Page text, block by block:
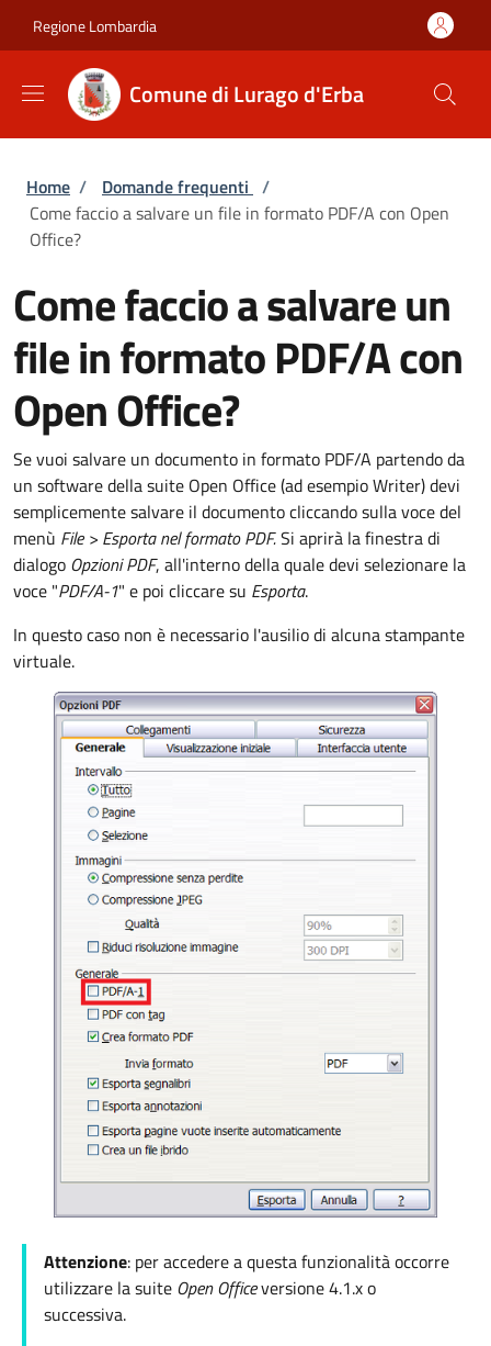
Regione Lombardia
Comune di Lurago d'Erba
Briciole di pane
Home / Domande frequenti /
Come faccio a salvare un file in formato PDF/A con Open
Office?
Come faccio a salvare un
file in formato PDF/A con
Open Office?
Se vuoi salvare un documento in formato PDF/A partendo da
un software della suite Open Office (ad esempio Writer) devi
semplicemente salvare il documento cliccando sulla voce del
menù File > Esporta nel formato PDF.Si aprirà la finestra di
dialogo Opzioni PDF, all'interno della quale devi selezionare la
voce "PDF/A-1" e poi cliccare su Esporta.
In questo caso non è necessario l'ausilio di alcuna stampante
virtuale.
Attenzione: per accedere a questa funzionalità occorre
utilizzare la suite Open Officeversione4.1.x o
successiva.